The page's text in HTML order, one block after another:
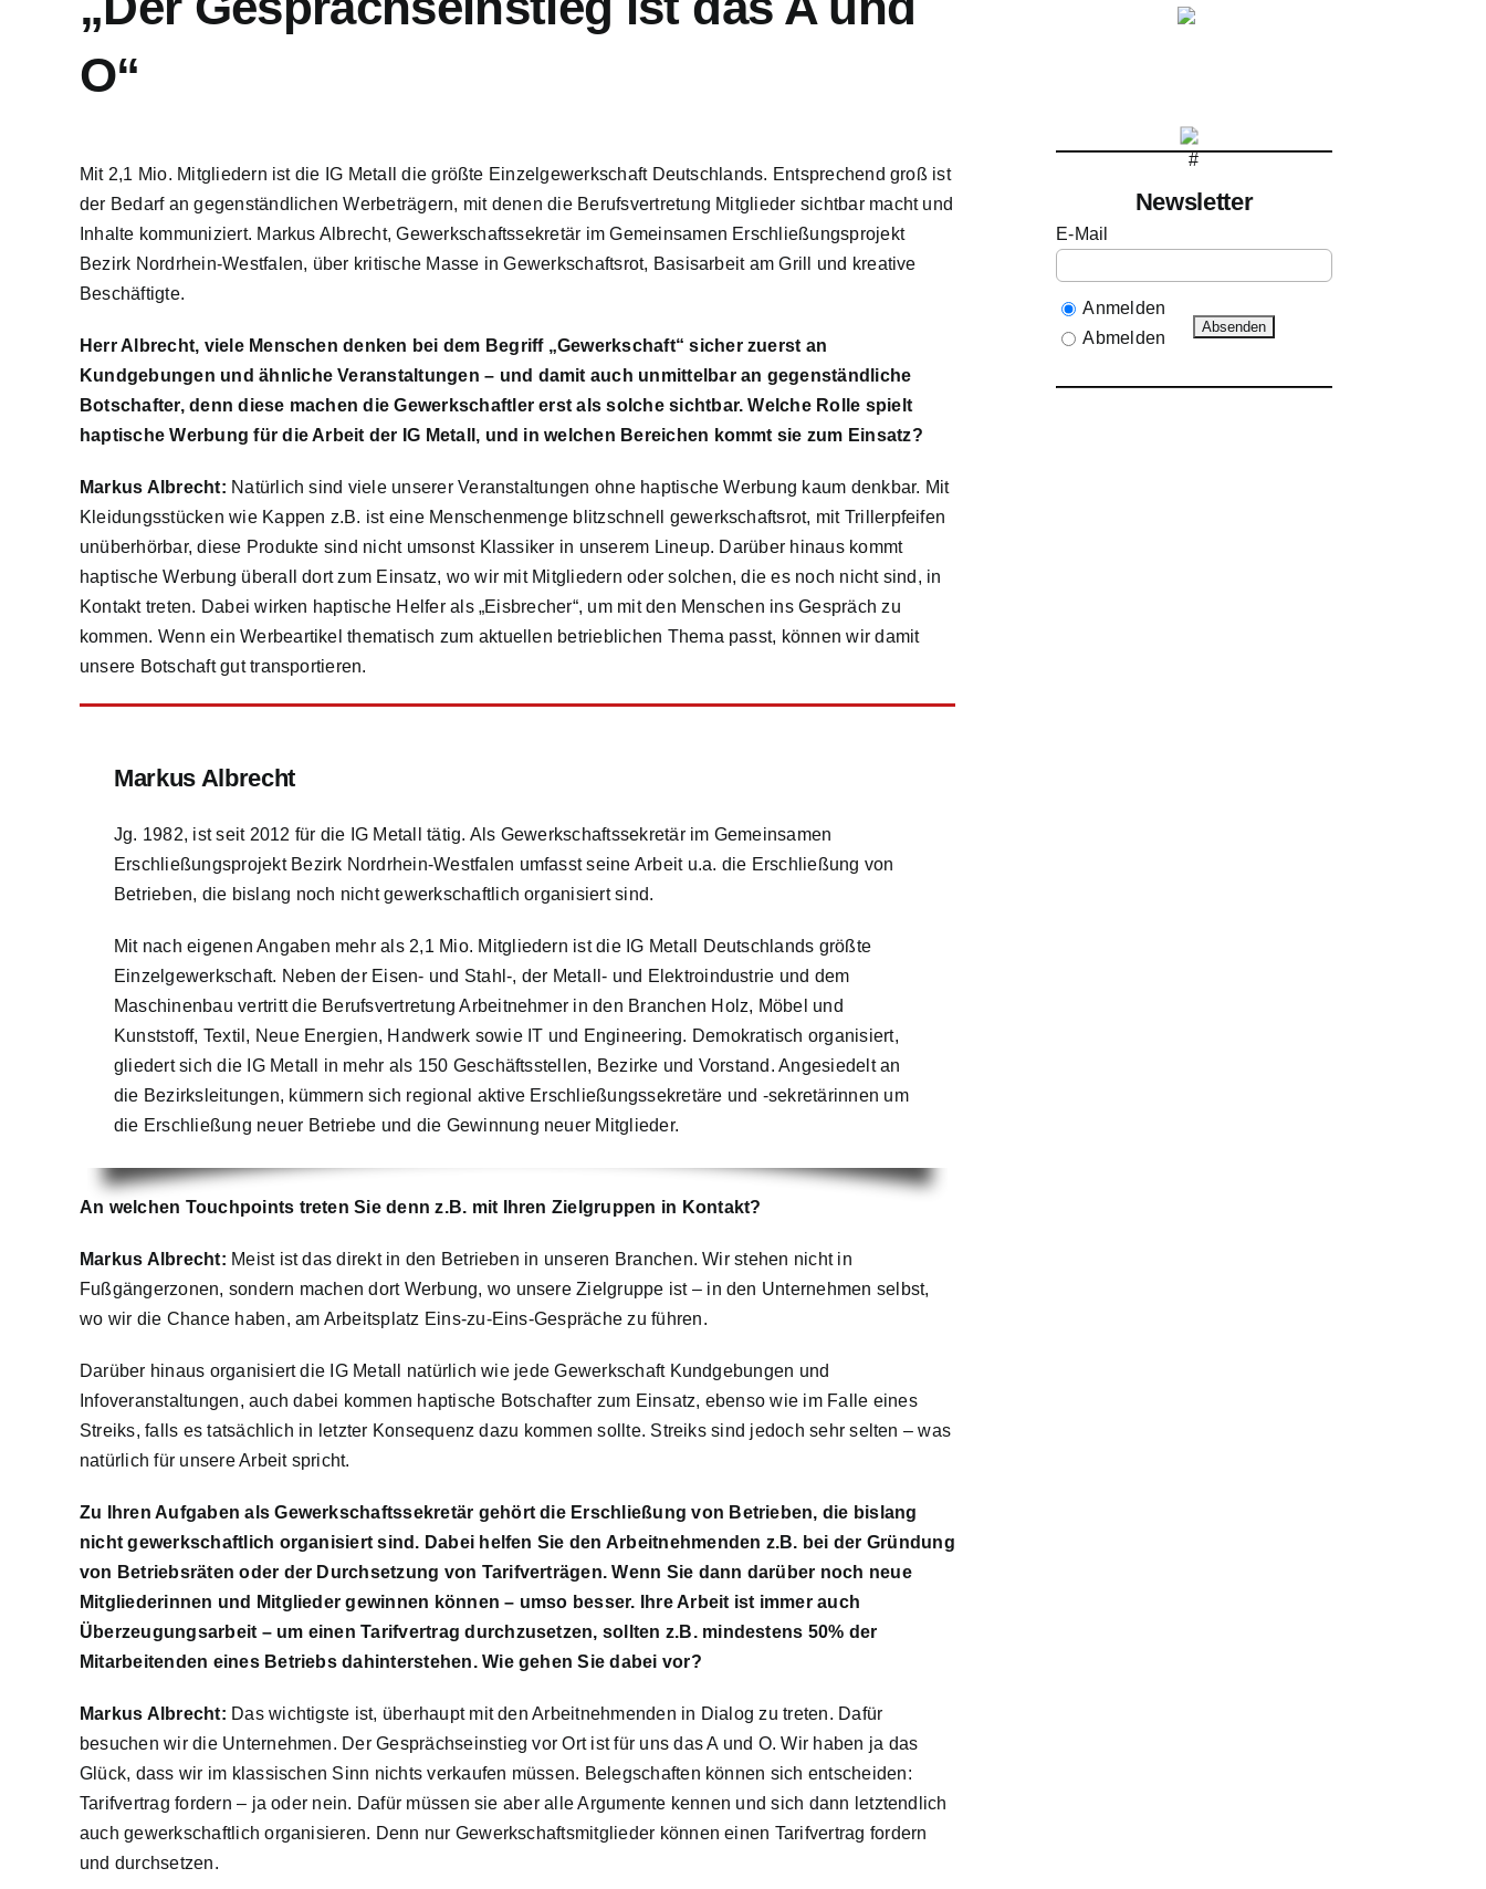
O“
Mit 2,1 Mio. Mitgliedern ist die IG Metall die größte Einzelgewerkschaft Deutschlands. Entsprechend groß ist
der Bedarf an gegenständlichen Werbeträgern, mit denen die Berufsvertretung Mitglieder sichtbar macht und
Inhalte kommuniziert. Markus Albrecht, Gewerkschaftssekretär im Gemeinsamen Erschließungsprojekt
Bezirk Nordrhein-Westfalen, über kritische Masse in Gewerkschaftsrot, Basisarbeit am Grill und kreative
Beschäftigte.
Herr Albrecht, viele Menschen denken bei dem Begriff „Gewerkschaft“ sicher zuerst an
Kundgebungen und ähnliche Veranstaltungen – und damit auch unmittelbar an gegenständliche
Botschafter, denn diese machen die Gewerkschaftler erst als solche sichtbar. Welche Rolle spielt
haptische Werbung für die Arbeit der IG Metall, und in welchen Bereichen kommt sie zum Einsatz?
Markus Albrecht: Natürlich sind viele unserer Veranstaltungen ohne haptische Werbung kaum denkbar. Mit
Kleidungsstücken wie Kappen z.B. ist eine Menschenmenge blitzschnell gewerkschaftsrot, mit Trillerpfeifen
unüberhörbar, diese Produkte sind nicht umsonst Klassiker in unserem Lineup. Darüber hinaus kommt
haptische Werbung überall dort zum Einsatz, wo wir mit Mitgliedern oder solchen, die es noch nicht sind, in
Kontakt treten. Dabei wirken haptische Helfer als „Eisbrecher“, um mit den Menschen ins Gespräch zu
kommen. Wenn ein Werbeartikel thematisch zum aktuellen betrieblichen Thema passt, können wir damit
unsere Botschaft gut transportieren.
Markus Albrecht
Jg. 1982, ist seit 2012 für die IG Metall tätig. Als Gewerkschaftssekretär im Gemeinsamen
Erschließungsprojekt Bezirk Nordrhein-Westfalen umfasst seine Arbeit u.a. die Erschließung von
Betrieben, die bislang noch nicht gewerkschaftlich organisiert sind.
Mit nach eigenen Angaben mehr als 2,1 Mio. Mitgliedern ist die IG Metall Deutschlands größte
Einzelgewerkschaft. Neben der Eisen- und Stahl-, der Metall- und Elektroindustrie und dem
Maschinenbau vertritt die Berufsvertretung Arbeitnehmer in den Branchen Holz, Möbel und
Kunststoff, Textil, Neue Energien, Handwerk sowie IT und Engineering. Demokratisch organisiert,
gliedert sich die IG Metall in mehr als 150 Geschäftsstellen, Bezirke und Vorstand. Angesiedelt an
die Bezirksleitungen, kümmern sich regional aktive Erschließungssekretäre und -sekretärinnen um
die Erschließung neuer Betriebe und die Gewinnung neuer Mitglieder.
An welchen Touchpoints treten Sie denn z.B. mit Ihren Zielgruppen in Kontakt?
Markus Albrecht: Meist ist das direkt in den Betrieben in unseren Branchen. Wir stehen nicht in
Fußgängerzonen, sondern machen dort Werbung, wo unsere Zielgruppe ist – in den Unternehmen selbst,
wo wir die Chance haben, am Arbeitsplatz Eins-zu-Eins-Gespräche zu führen.
Darüber hinaus organisiert die IG Metall natürlich wie jede Gewerkschaft Kundgebungen und
Infoveranstaltungen, auch dabei kommen haptische Botschafter zum Einsatz, ebenso wie im Falle eines
Streiks, falls es tatsächlich in letzter Konsequenz dazu kommen sollte. Streiks sind jedoch sehr selten – was
natürlich für unsere Arbeit spricht.
Zu Ihren Aufgaben als Gewerkschaftssekretär gehört die Erschließung von Betrieben, die bislang
nicht gewerkschaftlich organisiert sind. Dabei helfen Sie den Arbeitnehmenden z.B. bei der Gründung
von Betriebsräten oder der Durchsetzung von Tarifverträgen. Wenn Sie dann darüber noch neue
Mitgliederinnen und Mitglieder gewinnen können – umso besser. Ihre Arbeit ist immer auch
Überzeugungsarbeit – um einen Tarifvertrag durchzusetzen, sollten z.B. mindestens 50% der
Mitarbeitenden eines Betriebs dahinterstehen. Wie gehen Sie dabei vor?
Markus Albrecht: Das wichtigste ist, überhaupt mit den Arbeitnehmenden in Dialog zu treten. Dafür
besuchen wir die Unternehmen. Der Gesprächseinstieg vor Ort ist für uns das A und O. Wir haben ja das
Glück, dass wir im klassischen Sinn nichts verkaufen müssen. Belegschaften können sich entscheiden:
Tarifvertrag fordern – ja oder nein. Dafür müssen sie aber alle Argumente kennen und sich dann letztendlich
auch gewerkschaftlich organisieren. Denn nur Gewerkschaftsmitglieder können einen Tarifvertrag fordern
und durchsetzen.
Newsletter
E-Mail
Anmelden
Abmelden